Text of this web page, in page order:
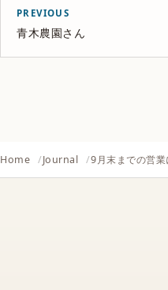
PREVIOUS
青木農園さん
Home Journal 9月末までの営業